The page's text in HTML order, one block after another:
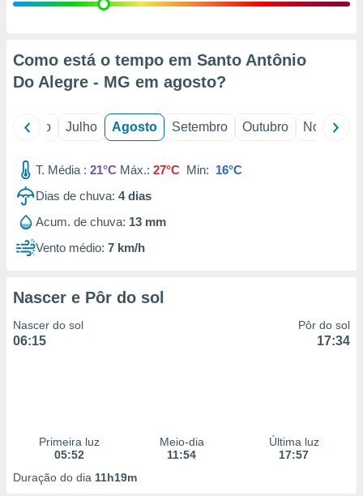
estudos
1199
Como está o tempo em Santo Antônio
Do Alegre - MG em agosto?
Junho Julho Agosto Setembro Outubro Novembro
T. Média : 21°C Máx.: 27°C Min: 16°C
Dias de chuva: 4dias
Acum. de chuva: 13 mm
Vento médio: 7 km/h
Nascer e Pôr do sol
Nascer do sol
06:15
Pôr do sol
17:34
Primeira luz
05:52
Meio-dia
11:54
Última luz
17:57
Duração do dia 11h19m